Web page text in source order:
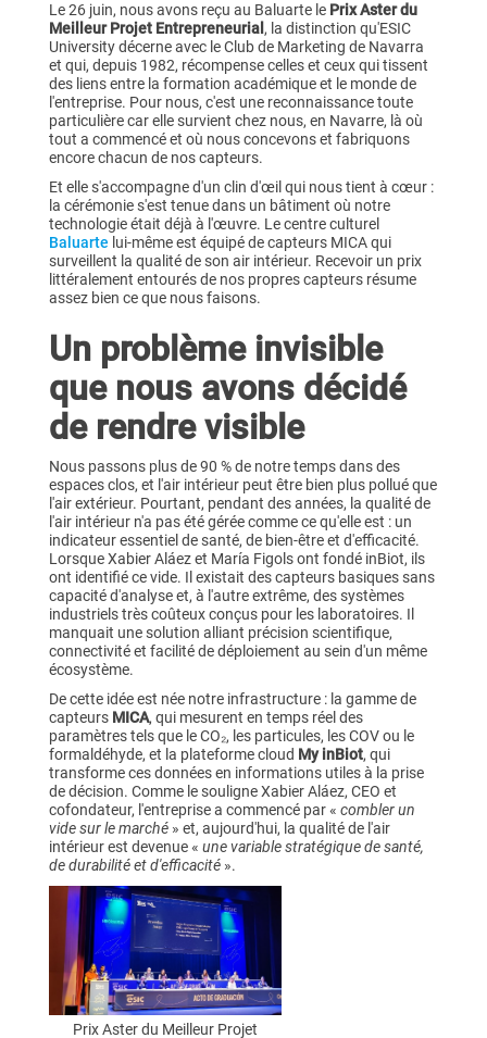
Le 26 juin, nous avons reçu au Baluarte le Prix Aster du
Meilleur Projet Entrepreneurial , la distinction qu'ESIC
University décerne avec le Club de Marketing de Navarra
et qui, depuis 1982, récompense celles et ceux qui tissent
des liens entre la formation académique et le monde de
l'entreprise. Pour nous, c'est une reconnaissance toute
particulière car elle survient chez nous, en Navarre, là où
tout a commencé et où nous concevons et fabriquons
encore chacun de nos capteurs.
Et elle s'accompagne d'un clin d'œil qui nous tient à cœur :
la cérémonie s'est tenue dans un bâtiment où notre
technologie était déjà à l'œuvre. Le centre culturel
Baluarte lui-même est équipé de capteurs MICA qui
surveillent la qualité de son air intérieur. Recevoir un prix
littéralement entourés de nos propres capteurs résume
assez bien ce que nous faisons.
Un problème invisible
que nous avons décidé
de rendre visible
Nous passons plus de 90 % de notre temps dans des
espaces clos, et l'air intérieur peut être bien plus pollué que
l'air extérieur. Pourtant, pendant des années, la qualité de
l'air intérieur n'a pas été gérée comme ce qu'elle est : un
indicateur essentiel de santé, de bien-être et d'efficacité.
Lorsque Xabier Aláez et María Figols ont fondé inBiot, ils
ont identifié ce vide. Il existait des capteurs basiques sans
capacité d'analyse et, à l'autre extrême, des systèmes
industriels très coûteux conçus pour les laboratoires. Il
manquait une solution alliant précision scientifique,
connectivité et facilité de déploiement au sein d'un même
écosystème.
De cette idée est née notre infrastructure : la gamme de
capteurs MICA, qui mesurent en temps réel des
paramètres tels que le CO₂, les particules, les COV ou le
formaldéhyde, et la plateforme cloud My inBiot, qui
transforme ces données en informations utiles à la prise
de décision. Comme le souligne Xabier Aláez, CEO et
cofondateur, l'entreprise a commencé par « combler un
vide sur le marché » et, aujourd'hui, la qualité de l'air
intérieur est devenue « une variable stratégique de santé,
de durabilité et d'efficacité».
Prix Aster du Meilleur Projet